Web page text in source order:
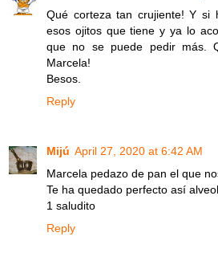
Qué corteza tan crujiente! Y si
esos ojitos que tiene y ya lo
que no se puede pedir más.
Marcela!
Besos.
Reply
Mijú April 27, 2020 at 6:42 AM
Marcela pedazo de pan el que
Te ha quedado perfecto así
1 saludito
Reply